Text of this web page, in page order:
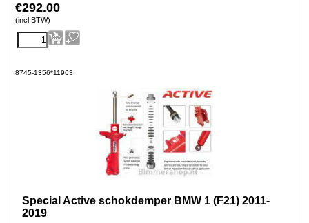
€292.00
(incl BTW)
8745-1356*11963
Special Active schokdemper BMW 1 (F21) 2011-
2019